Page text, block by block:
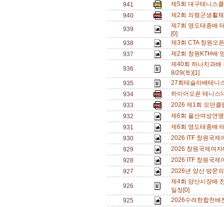
941
제5회 대구테니스
940
제2회 의령군생활
939
제7회 영도태종배
[0]
938
제3회 CTA 창원오
937
제2회 창원KTH배
936
제40회 하나치과배
8/29(토)[1]
935
27회테슬라배테니
934
하이어오픈 테니스
933
2026 제1회 모던
932
제6회 울산여성연
931
제6회 영도태종배
930
2026 ITF 창원국제
929
2026 창원국제여
928
2026 ITF 창원국제
927
2026년 양산 방문
926
제4회 양산시장배
일정[0]
925
2026수려한합천배